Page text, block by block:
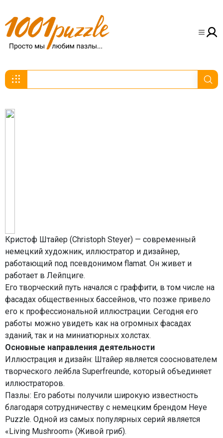
Кристоф Штайер (Christoph Steyer) — современный
немецкий художник, иллюстратор и дизайнер,
работающий под псевдонимом flamat. Он живет и
работает в Лейпциге.
Его творческий путь начался с граффити, в том числе на
фасадах общественных бассейнов, что позже привело
его к профессиональной иллюстрации. Сегодня его
работы можно увидеть как на огромных фасадах
зданий, так и на миниатюрных холстах.
Основные направления деятельности
Иллюстрация и дизайн: Штайер является сооснователем
творческого лейбла Superfreunde, который объединяет
иллюстраторов.
Пазлы: Его работы получили широкую известность
благодаря сотрудничеству с немецким брендом Heye
Puzzle. Одной из самых популярных серий является
«Living Mushroom» (Живой гриб).